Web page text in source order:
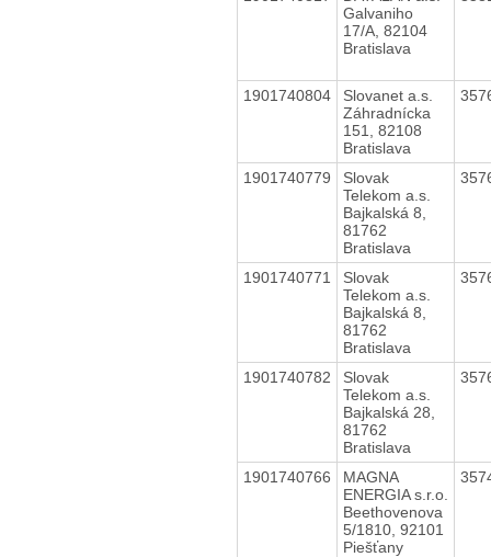
Galvaniho
17/A, 82104
Bratislava
1901740804
Slovanet a.s.
Záhradnícka
151, 82108
Bratislava
1901740779
Slovak
Telekom a.s.
Bajkalská 8,
81762
Bratislava
1901740771
Slovak
Telekom a.s.
Bajkalská 8,
81762
Bratislava
1901740782
Slovak
Telekom a.s.
Bajkalská 28,
81762
Bratislava
1901740766
MAGNA
ENERGIA s.r.o.
Beethovenova
5/1810, 92101
Piešťany